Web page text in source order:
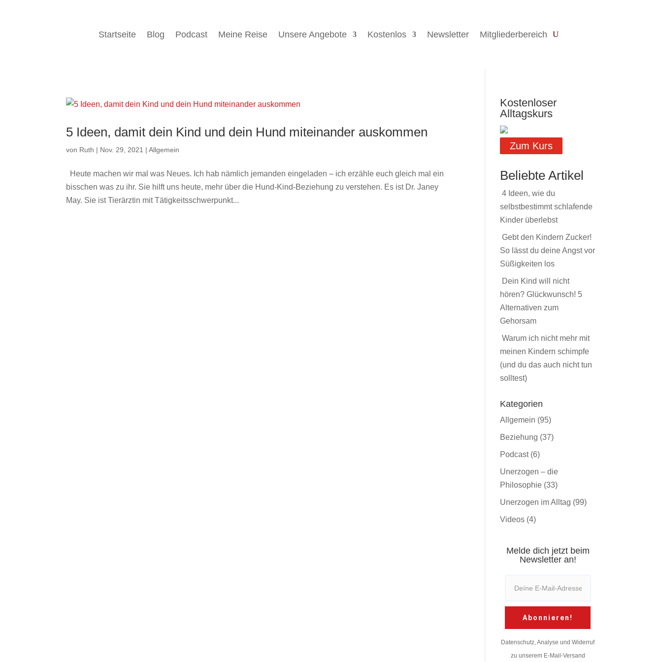
Startseite Blog Podcast Meine Reise Unsere Angebote Kostenlos Newsletter Mitgliederbereich
5 Ideen, damit dein Kind und dein Hund miteinander auskommen
von Ruth | Nov. 29, 2021 |Allgemein
Heute machen wir mal was Neues. Ich hab nämlich jemanden eingeladen – ich erzähle euch gleich mal ein
bisschen was zu ihr. Sie hilft uns heute, mehr über die Hund-Kind-Beziehung zu verstehen. Es ist Dr. Janey
May. Sie ist Tierärztin mit Tätigkeitsschwerpunkt...
Kostenloser
Alltagskurs
Zum Kurs
Beliebte Artikel
4 Ideen, wie du
selbstbestimmt schlafende
Kinder überlebst
Gebt den Kindern Zucker!
So lässt du deine Angst vor
Süßigkeiten los
Dein Kind will nicht
hören? Glückwunsch! 5
Alternativen zum
Gehorsam
Warum ich nicht mehr mit
meinen Kindern schimpfe
(und du das auch nicht tun
solltest)
Kategorien
Allgemein (95)
Beziehung (37)
Podcast(6)
Unerzogen – die
Philosophie (33)
Unerzogen im Alltag (99)
Videos (4)
Melde dich jetzt beim
Newsletter an!
Abonnieren!
Datenschutz, Analyse und Widerruf
zu unserem E-Mail-Versand